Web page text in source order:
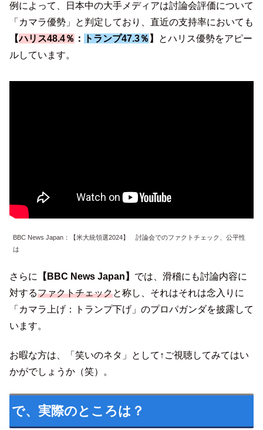
例によって、日本中の大手メディアは討論会評価について
「カマラ優勢」と判定しており、直近の支持率においても
【ハリス48.4％ ： トランプ47.3％ 】
とハリス優勢をアピー
ルしています。
BBC News Japan：【米大統領選2024】 討論会でのファクトチェック、公平性
は
さらに 【BBC News Japan】 では、滑稽にも討論内容に
対するファクトチェックと称し、それはそれは念入りに
「カマラ上げ：トランプ下げ」のプロパガンダを披露して
います。
お暇な方は、「笑いのネタ」として↑ご視聴してみてはい
かがでしょうか（笑）。
で、実際のところは？